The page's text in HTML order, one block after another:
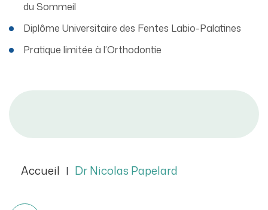
du Sommeil
Diplôme Universitaire des Fentes Labio-Palatines
Pratique limitée à l’Orthodontie
Accueil | Dr Nicolas Papelard